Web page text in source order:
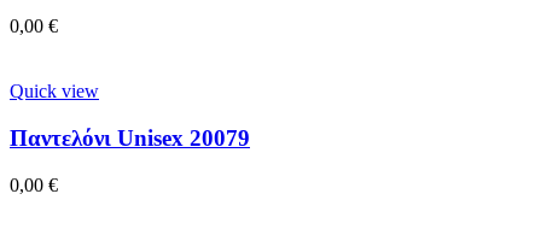
0,00 €
Quick view
Παντελόνι Unisex 20079
0,00 €